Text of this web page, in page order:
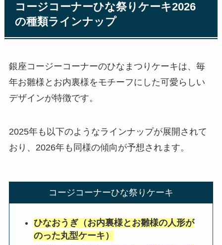
コージコーナーひな祭りケーキ2026
の種類ラインナップ
銀座コージーコーナーのひなまつりケーキは、毎
年お雛様とお内裏様をモチーフにした可愛らしい
デザインが特徴です。
2025年も以下のようなラインナップが展開されて
おり、2026年も同様の傾向が予想されます。
コージコーナーひな祭りケーキ
ひなおうぎ（お内裏様とお雛様の人形が
のった丸型ケーキ）